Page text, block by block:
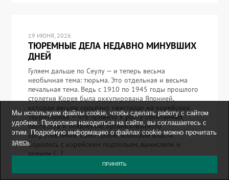
19 ИЮНЯ, 2026
ТЮРЕМНЫЕ ДЕЛА НЕДАВНО МИНУВШИХ
ДНЕЙ
Гуляем дальше по Сеулу — и теперь весьма
необычная тема: тюрьма. Это отдельная и весьма
печальная тема. Ведь с 1910 по 1945 годы прошлого
столетия Корея была оккупирована Японией,
которая весьма серьёзно «жестила» на корейских
территориях — что привело к росту спонтанных
протестов и появлению организованного
сопротивления. Само собой, японские власти
боролись с корейским подпольем, вычисляли и
ловили […]
Мы используем файлы cookie, чтобы сделать работу с сайтом
удобнее. Продолжая находиться на сайте, вы соглашаетесь с
этим. Подробную информацию о файлах cookie можно прочитать
здесь.
ПРИНЯТЬ